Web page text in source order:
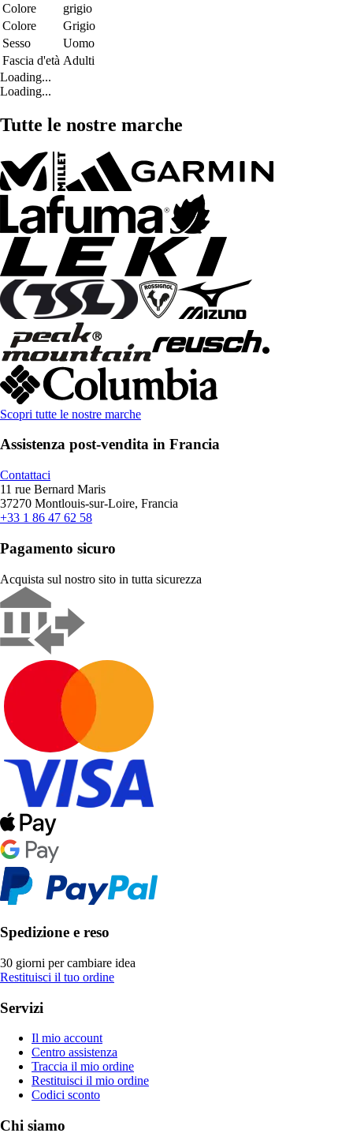
Colore
grigio
Colore
Grigio
Sesso
Uomo
Fascia d'età Adulti
Loading...
Loading...
Tutte le nostre marche
Scopri tutte le nostre marche
Assistenza post-vendita in Francia
Contattaci
11 rue Bernard Maris
37270 Montlouis-sur-Loire, Francia
+33 1 86 47 62 58
Pagamento sicuro
Acquista sul nostro sito in tutta sicurezza
Spedizione e reso
30 giorni per cambiare idea
Restituisci il tuo ordine
Servizi
Il mio account
Centro assistenza
Traccia il mio ordine
Restituisci il mio ordine
Codici sconto
Chi siamo